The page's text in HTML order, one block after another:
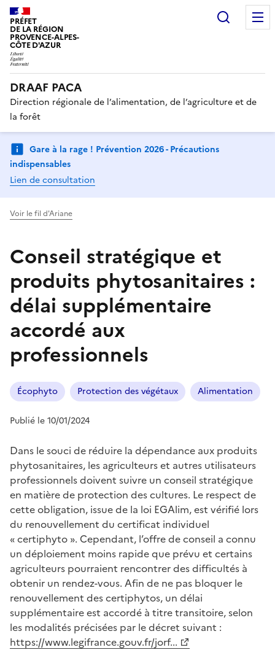
PRÉFET
DE LA RÉGION
PROVENCE-ALPES-
CÔTE D'AZUR
DRAAF PACA
Direction régionale de l’alimentation, de l’agriculture et de
la forêt
Gare à la rage ! Prévention 2026 - Précautions
indispensables
Lien de consultation
Voir le fil d'Ariane
Conseil stratégique et
produits phytosanitaires :
délai supplémentaire
accordé aux
professionnels
Écophyto Protection des végétaux Alimentation
Publié le 10/01/2024
Dans le souci de réduire la dépendance aux produits
phytosanitaires, les agriculteurs et autres utilisateurs
professionnels doivent suivre un conseil stratégique
en matière de protection des cultures. Le respect de
cette obligation, issue de la loi EGAlim, est vérifié lors
du renouvellement du certificat individuel
« certiphyto ». Cependant, l’offre de conseil a connu
un déploiement moins rapide que prévu et certains
agriculteurs pourraient rencontrer des difficultés à
obtenir un rendez-vous. Afin de ne pas bloquer le
renouvellement des certiphytos, un délai
supplémentaire est accordé à titre transitoire, selon
les modalités précisées par le décret suivant :
https://www.legifrance.gouv.fr/jorf...